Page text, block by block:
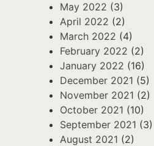
May 2022 (3)
April 2022 (2)
March 2022 (4)
February 2022 (2)
January 2022 (16)
December 2021 (5)
November 2021 (2)
October 2021 (10)
September 2021 (3)
August 2021 (2)